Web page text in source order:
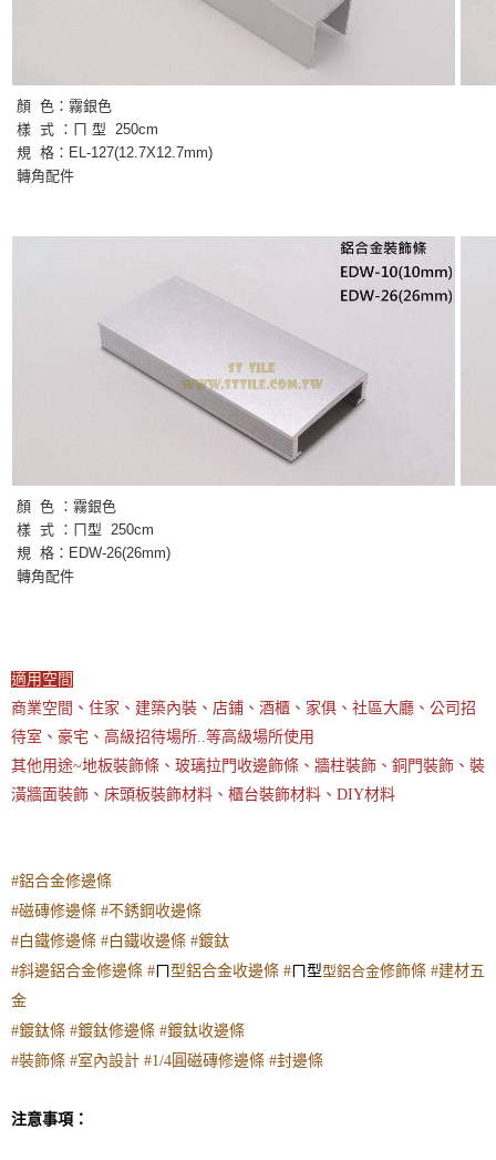
顏 色：霧銀色
樣 式 ：ㄇ 型 250cm
規 格：EL-127(12.7X12.7mm)
轉角配件
顏 色 ：霧銀色
樣 式 ： ㄇ型 250cm
規 格：EDW-26(26mm)
轉角配件
適用空間
商業空間、住家、建築內裝、店鋪、酒櫃、家俱、社區大廳、公司招
待室、豪宅、高級招待場所..等高級場所使用
其他用途~地板裝飾條、玻璃拉門收邊飾條、牆柱裝飾、銅門裝飾、裝
潢牆面裝飾、床頭板裝飾材料、櫃台裝飾材料、DIY材料
#鋁合金修邊條
#磁磚修邊條 #不銹鋼收邊條
#白鐵修邊條 #白鐵收邊條 #鍍鈦
#斜邊鋁合金修邊條 # ㄇ 型鋁合金收邊條 # ㄇ型型鋁合金修飾條 #建材五
金
#鍍鈦條 #鍍鈦修邊條 #鍍鈦收邊條
#裝飾條 #室內設計 #1/4圓磁磚修邊條 #封邊條
注意事項：